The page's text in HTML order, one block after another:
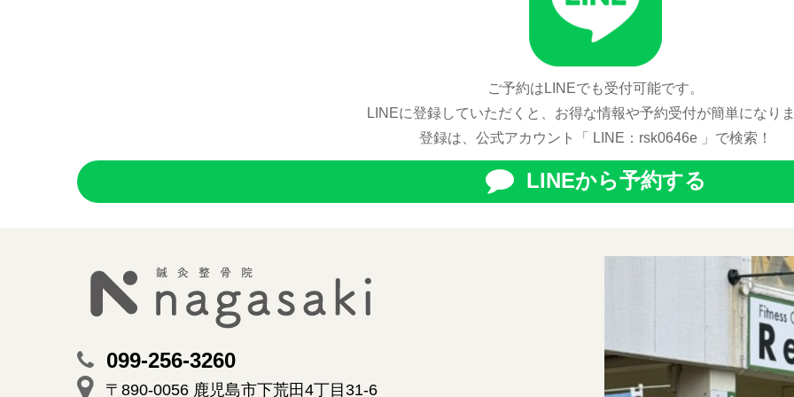
ご予約はLINEでも受付可能です。
LINEに登録していただくと、お得な情報や予約受付が簡単になり
登録は、公式アカウント「 LINE：rsk0646e 」で検索！
LINEから予約する
099-256-3260
〒890-0056 鹿児島市下荒田4丁目31-6